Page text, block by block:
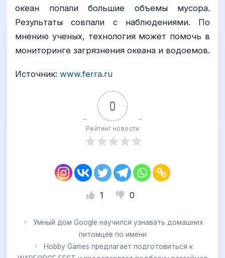
океан попали большие объемы мусора.
Результаты совпали с наблюдениями. По
мнению ученых, технология может помочь в
мониторинге загрязнения океана и водоемов.
Источник: www.ferra.ru
0
Рейтинг новости
1 0
Умный дом Google научился узнавать домашних
питомцев по имени
Hobby Games предлагает подготовиться к